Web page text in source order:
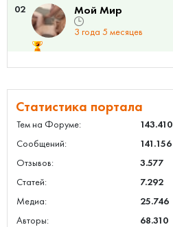
02 Мой Мир
3 года 5 месяцев
Статистика портала
Тем на Форуме:
143.410
Сообщений:
141.156
Отзывов:
3.577
Статей:
7.292
Медиа:
25.746
Авторы:
68.310